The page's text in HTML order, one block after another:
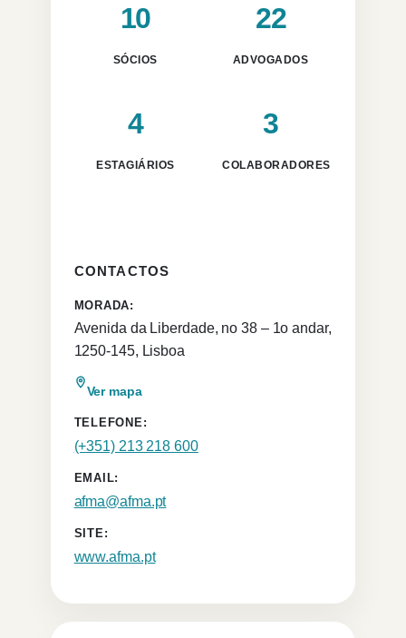
10
SÓCIOS
22
ADVOGADOS
4
ESTAGIÁRIOS
3
COLABORADORES
CONTACTOS
MORADA:
Avenida da Liberdade, no 38 – 1o andar,
1250-145, Lisboa
Ver mapa
TELEFONE:
(+351) 213 218 600
EMAIL:
afma@afma.pt
SITE:
www.afma.pt